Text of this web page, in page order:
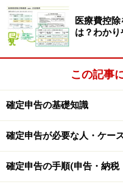
医療費控
は？わか
この記事
確定申告の基礎知識
確定申告が必要な人・ケー
確定申告の手順(申告・納税